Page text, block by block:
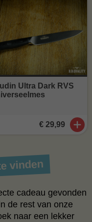
Ultra Dark RVS
€ 29,99
vinden
cadeau gevonden
de rest van onze
naar een lekker